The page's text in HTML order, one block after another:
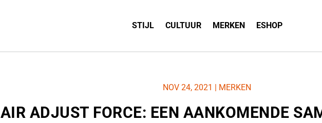
STIJL CULTUUR MERKEN ESHOP
ADJUST FORCE: EEN AANKOMENDE
NOV 24, 2021 | MERKEN